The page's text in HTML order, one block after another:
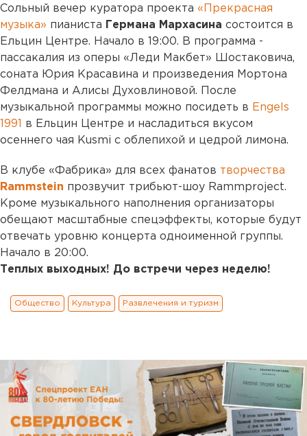
Сольный вечер куратора проекта «Прекрасная
музыка» пианиста Германа Мархасина состоится в
Ельцин Центре. Начало в 19:00. В программа -
пассакалия из оперы «Леди Макбет» Шостаковича,
соната Юрия Красавина и произведения Мортона
Фелдмана и Алисы Духовлиновой. После
музыкальной программы можно посидеть в Engels
1991
в Ельцин Центре и насладиться вкусом
осеннего чая Kusmi с облепихой и цедрой лимона.
В клубе «Фабрика» для всех фанатов творчества
Rammstein прозвучит трибьют-шоу Rammproject.
Кроме музыкального наполнения организаторы
обещают масштабные спецэффекты, которые будут
отвечать уровню концерта одноименной группы.
Начало в 20:00.
Теплых выходных! До встречи через неделю!
Общество Культура Развлечения и туризм